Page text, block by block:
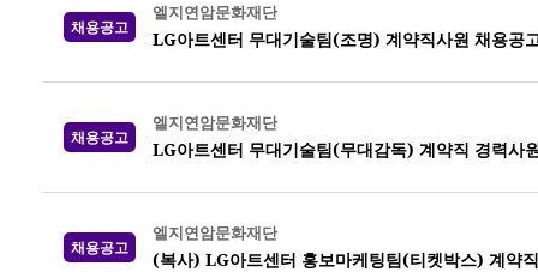
채용공고
엘지연암문화재단
LG아트센터 무대기술팀(조명) 계약직사원 채용공
채용공고
엘지연암문화재단
LG아트센터 무대기술팀(무대감독) 계약직 경력사
채용공고
엘지연암문화재단
(복사) LG아트센터 홍보마케팅팀(티켓박스) 계약